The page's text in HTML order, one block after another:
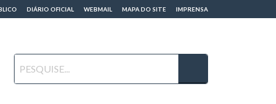
DIÁRIO OFICIAL WEBMAIL MAPA DO SITE IMPRENSA